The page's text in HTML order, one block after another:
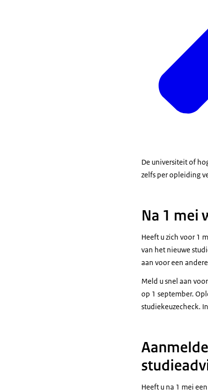
De universiteit of
zelfs per opleiding
Na 1 mei
Heeft u zich voor 1
van het nieuwe
aan voor een
Meld u snel aan
op 1 september.
studiekeuzecheck.
Heeft u na 1 mei een